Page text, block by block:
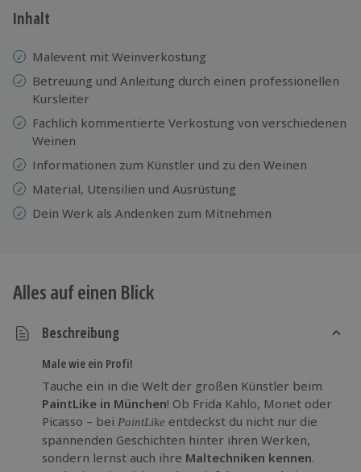
3 Jahre gültig & verlängerbar.
Inhalt
Malevent mit Weinverkostung
Betreuung und Anleitung durch einen professionellen
Kursleiter
Fachlich kommentierte Verkostung von verschiedenen
Weinen
Informationen zum Künstler und zu den Weinen
Material, Utensilien und Ausrüstung
Dein Werk als Andenken zum Mitnehmen
Alles auf einen Blick
Beschreibung
Male wie ein Profi!
Tauche ein in die Welt der großen Künstler beim
PaintLike in München! Ob Frida Kahlo, Monet oder
Picasso – bei PaintLike entdeckst du nicht nur die
spannenden Geschichten hinter ihren Werken,
sondern lernst auch ihre Maltechniken kennen.